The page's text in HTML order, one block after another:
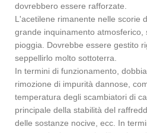
dovrebbero essere rafforzate.
L'acetilene rimanente nelle scorie
grande inquinamento atmosferico,
pioggia. Dovrebbe essere gestito
seppellirlo molto sottoterra.
In termini di funzionamento,
rimozione di impurità dannose,
temperatura degli scambiatori di
principale della stabilità del
delle sostanze nocive, ecc. In